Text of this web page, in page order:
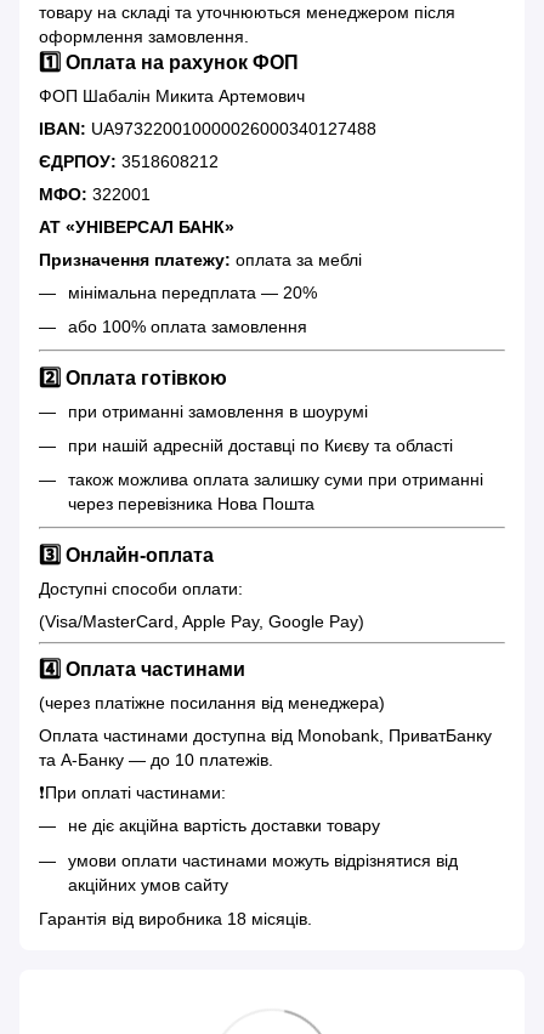
товару на складі та уточнюються менеджером після
оформлення замовлення.
1️⃣ Оплата на рахунок ФОП
ФОП Шабалін Микита Артемович
IBAN: UA973220010000026000340127488
ЄДРПОУ: 3518608212
МФО: 322001
АТ «УНІВЕРСАЛ БАНК»
Призначення платежу: оплата за меблі
мінімальна передплата — 20%
або 100% оплата замовлення
2️⃣ Оплата готівкою
при отриманні замовлення в шоурумі
при нашій адресній доставці по Києву та області
також можлива оплата залишку суми при отриманні
через перевізника Нова Пошта
3️⃣ Онлайн-оплата
Доступні способи оплати:
(Visa/MasterCard, Apple Pay, Google Pay)
4️⃣ Оплата частинами
(через платіжне посилання від менеджера)
Оплата частинами доступна від Monobank, ПриватБанку
та А-Банку — до 10 платежів.
❗️При оплаті частинами:
не діє акційна вартість доставки товару
умови оплати частинами можуть відрізнятися від
акційних умов сайту
Гарантія від виробника 18 місяців.